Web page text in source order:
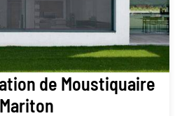
de Moustiquaire